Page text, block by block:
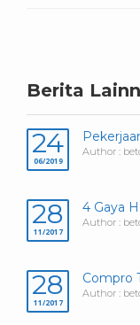
Berita
24
06/2019
Author :
28
11/2017
4 Gaya
Author :
28
11/2017
Compro
Author :